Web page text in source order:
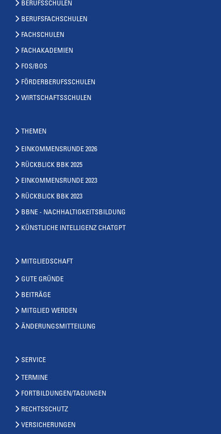
BERUFSSCHULEN
BERUFSFACHSCHULEN
FACHSCHULEN
FACHAKADEMIEN
FOS/BOS
FÖRDERBERUFSSCHULEN
WIRTSCHAFTSSCHULEN
THEMEN
EINKOMMENSRUNDE 2026
RÜCKBLICK BBK 2025
EINKOMMENSRUNDE 2023
RÜCKBLICK BBK 2023
BBNE - NACHHALTIGKEITSBILDUNG
KÜNSTLICHE INTELLIGENZ CHATGPT
MITGLIEDSCHAFT
GUTE GRÜNDE
BEITRÄGE
MITGLIED WERDEN
ÄNDERUNGSMITTEILUNG
SERVICE
TERMINE
FORTBILDUNGEN/TAGUNGEN
RECHTSSCHUTZ
VERSICHERUNGEN